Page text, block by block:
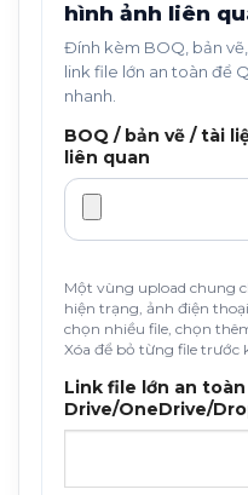
hình ảnh liên
Đính kèm BOQ, bản
link file lớn an toàn để
nhanh.
BOQ / bản vẽ / tài
liên quan
Một vùng upload chung
hiện trạng, ảnh điện
chọn nhiều file, chọn
Xóa để bỏ từng file trước
Link file lớn an toàn
Drive/OneDrive/